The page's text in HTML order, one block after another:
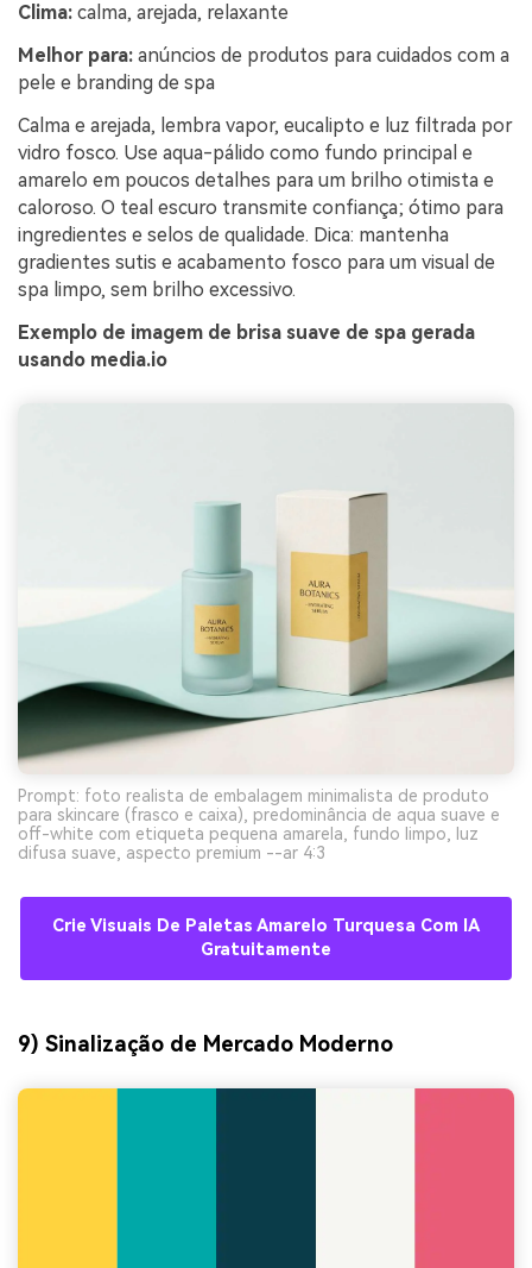
Clima: calma, arejada, relaxante
Melhor para: anúncios de produtos para cuidados com a
pele e branding de spa
Calma e arejada, lembra vapor, eucalipto e luz filtrada por
vidro fosco. Use aqua-pálido como fundo principal e
amarelo em poucos detalhes para um brilho otimista e
caloroso. O teal escuro transmite confiança; ótimo para
ingredientes e selos de qualidade. Dica: mantenha
gradientes sutis e acabamento fosco para um visual de
spa limpo, sem brilho excessivo.
Exemplo de imagem de brisa suave de spa gerada
usando media.io
Prompt: foto realista de embalagem minimalista de produto
para skincare (frasco e caixa), predominância de aqua suave e
off-white com etiqueta pequena amarela, fundo limpo, luz
difusa suave, aspecto premium --ar 4:3
Crie Visuais De Paletas Amarelo Turquesa Com IA
Gratuitamente
9) Sinalização de Mercado Moderno